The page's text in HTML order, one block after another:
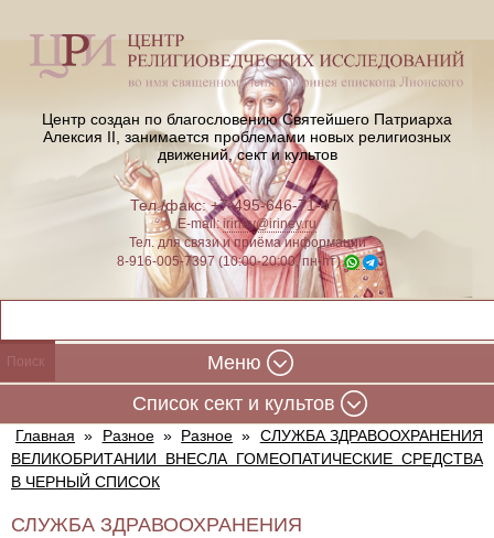
Центр создан по благословению Святейшего Патриарха
Алексия II, занимается проблемами новых религиозных
движений, сект и культов
Тел./факс: +7-495-646-71-47
E-mail:iriney@iriney.ru
Тел. для связи и приёма информации
8-916-005-7397 (10:00-20:00, пн-пт)
Меню
Cписок сект и культов
Главная » Разное » Разное » СЛУЖБА ЗДРАВООХРАНЕНИЯ
ВЕЛИКОБРИТАНИИ ВНЕСЛА ГОМЕОПАТИЧЕСКИЕ СРЕДСТВА
В ЧЕРНЫЙ СПИСОК
СЛУЖБА ЗДРАВООХРАНЕНИЯ